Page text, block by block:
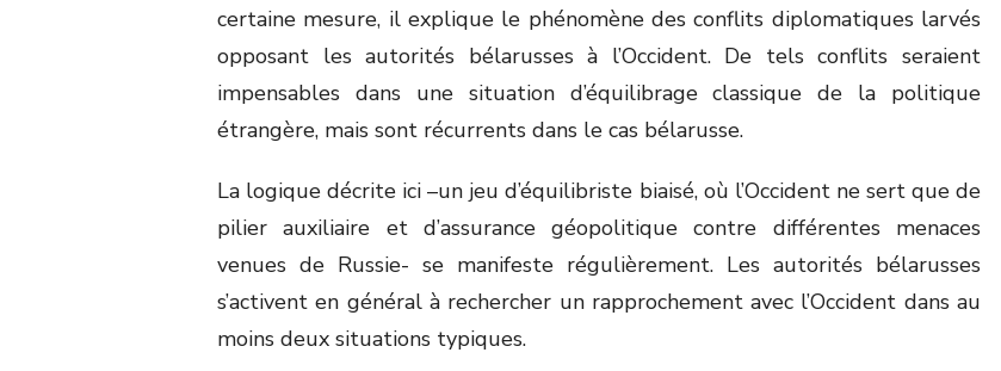
certaine mesure, il explique le phénomène des conflits diplomatiques larvés
opposant les autorités bélarusses à l’Occident. De tels conflits seraient
impensables dans une situation d’équilibrage classique de la politique
étrangère, mais sont récurrents dans le cas bélarusse.
La logique décrite ici –un jeu d’équilibriste biaisé, où l’Occident ne sert que de
pilier auxiliaire et d’assurance géopolitique contre différentes menaces
venues de Russie- se manifeste régulièrement. Les autorités bélarusses
s’activent en général à rechercher un rapprochement avec l’Occident dans au
moins deux situations typiques.